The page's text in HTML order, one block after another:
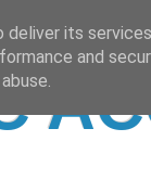
its
and